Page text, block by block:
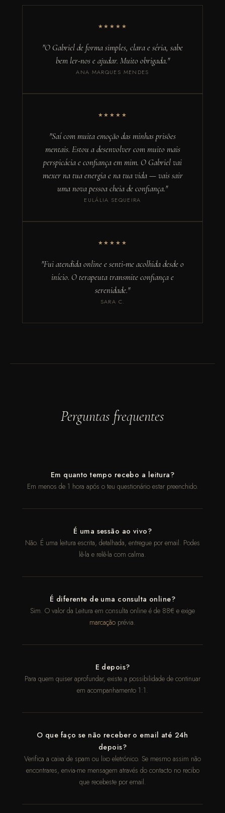
★★★★★
"O Gabriel de forma simples, clara e séria, sabe
bem ler-nos e ajudar. Muito obrigada."
ANA MARQUES MENDES
★★★★★
"Saí com muita emoção das minhas prisões
mentais. Estou a desenvolver com muito mais
perspicácia e confiança em mim. O Gabriel vai
mexer na tua energia e na tua vida — vais sair
uma nova pessoa cheia de confiança."
EULÁLIA SEQUEIRA
★★★★★
"Fui atendida online e senti-me acolhida desde o
início. O terapeuta transmite confiança e
serenidade."
SARA C.
Perguntas frequentes
Em quanto tempo recebo a leitura?
Em menos de 1 hora após o teu questionário estar preenchido.
É uma sessão ao vivo?
Não. É uma leitura escrita, detalhada, entregue por email. Podes
lê-la e relê-la com calma.
É diferente de uma consulta online?
Sim. O valor da Leitura em consulta online é de 88€ e exige
marcação prévia.
E depois?
Para quem quiser aprofundar, existe a possibilidade de continuar
em acompanhamento 1:1.
O que faço se não receber o email até 24h
depois?
Verifica a caixa de spam ou lixo eletrónico. Se mesmo assim não
encontrares, envia-me mensagem através do contacto no recibo
que recebeste por email.